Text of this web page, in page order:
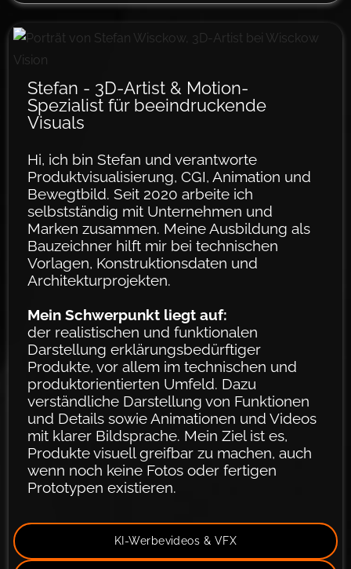
Stefan - 3D-Artist & Motion-
Spezialist für be­ein­­­­druck­ende
Visuals
Hi, ich bin Stefan und verantworte
Produktvisualisierung, CGI, Animation und
Bewegtbild. Seit 2020 arbeite ich
selbstständig mit Unternehmen und
Marken zusammen. Meine Ausbildung als
Bauzeichner hilft mir bei technischen
Vorlagen, Konstruktionsdaten und
Architekturprojekten.
Mein Schwerpunkt liegt auf:
der realistischen und funktionalen
Darstellung erklärungsbedürftiger
Produkte, vor allem im technischen und
produktorientierten Umfeld. Dazu
verständliche Darstellung von Funktionen
und Details sowie Animationen und Videos
mit klarer Bildsprache. Mein Ziel ist es,
Produkte visuell greifbar zu machen, auch
wenn noch keine Fotos oder fertigen
Prototypen existieren.
mehr erfahren
KI-Werbevideos & VFX